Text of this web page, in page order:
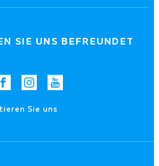
SIE UNS BEFREUNDET
Sie uns